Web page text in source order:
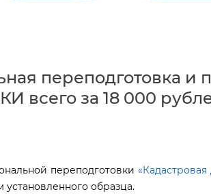
переподготовка и
всего за 18 000
переподготовки «Кадастровая
образца.